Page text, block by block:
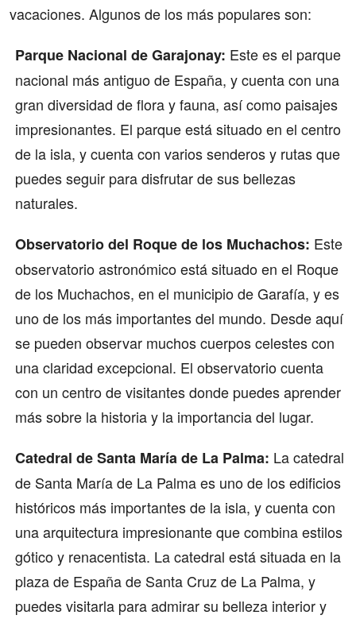
vacaciones. Algunos de los más populares son:
Parque Nacional de Garajonay: Este es el parque
nacional más antiguo de España, y cuenta con una
gran diversidad de flora y fauna, así como paisajes
impresionantes. El parque está situado en el centro
de la isla, y cuenta con varios senderos y rutas que
puedes seguir para disfrutar de sus bellezas
naturales.
Observatorio del Roque de los Muchachos: Este
observatorio astronómico está situado en el Roque
de los Muchachos, en el municipio de Garafía, y es
uno de los más importantes del mundo. Desde aquí
se pueden observar muchos cuerpos celestes con
una claridad excepcional. El observatorio cuenta
con un centro de visitantes donde puedes aprender
más sobre la historia y la importancia del lugar.
Catedral de Santa María de La Palma: La catedral
de Santa María de La Palma es uno de los edificios
históricos más importantes de la isla, y cuenta con
una arquitectura impresionante que combina estilos
gótico y renacentista. La catedral está situada en la
plaza de España de Santa Cruz de La Palma, y
puedes visitarla para admirar su belleza interior y